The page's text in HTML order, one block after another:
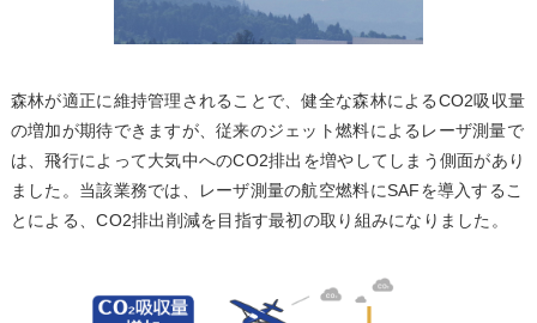
森林が適正に維持管理されることで、健全な森林によるCO2吸収量
の増加が期待できますが、従来のジェット燃料によるレーザ測量で
は、飛行によって大気中へのCO2排出を増やしてしまう側面があり
ました。当該業務では、レーザ測量の航空燃料にSAFを導入するこ
とによる、CO2排出削減を目指す最初の取り組みになりました。